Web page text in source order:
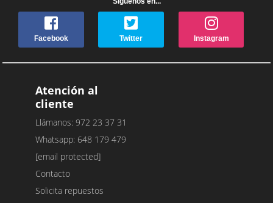
Facebook Twitter Instagram
Atención al
cliente
Llámanos: 972 23 37 31
Whatsapp: 648 179 479
[email protected]
Contacto
Solicita repuestos